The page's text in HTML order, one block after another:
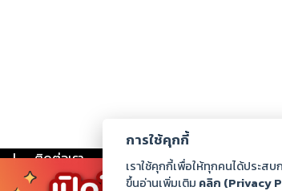
| ติดต่อเรา ร่วมงานกับเรา ดาวน์โห
การใช้คุกกี้
เราใช้คุกกี้เพื่อให้ทุกคนได้ประส
ขึ้นอ่านเพิ่มเติม คลิก (Privacy